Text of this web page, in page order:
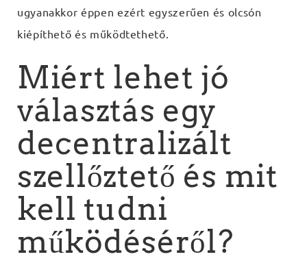
ugyanakkor éppen ezért egyszerűen és olcsón
kiépíthető és működtethető.
Miért lehet jó
választás egy
decentralizált
szellőztető és mit
kell tudni
működéséről?